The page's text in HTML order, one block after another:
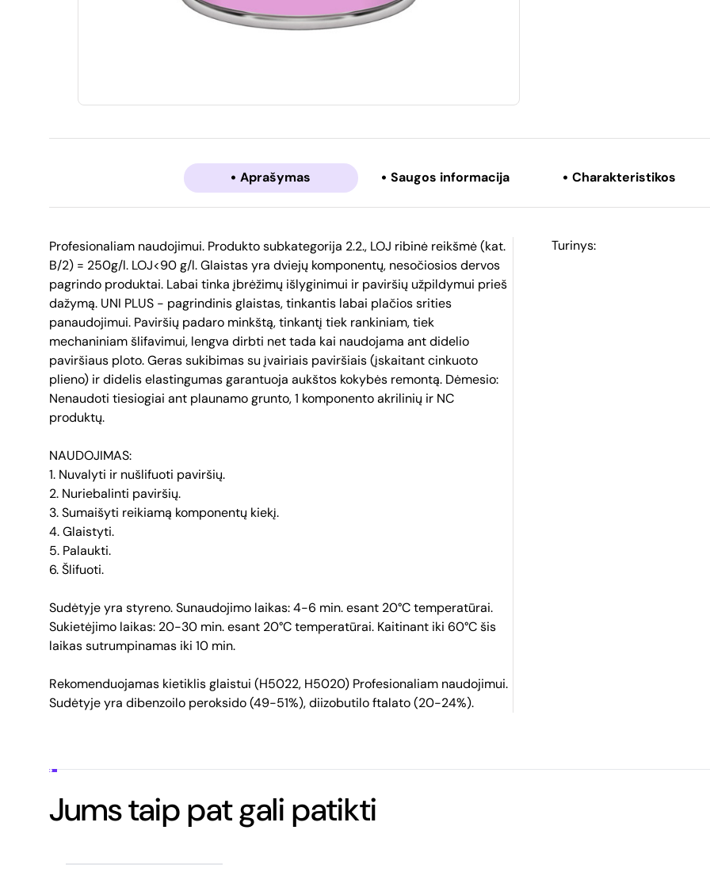
Aprašymas Saugos informacija Charakteristikos
Profesionaliam naudojimui. Produkto subkategorija 2.2., LOJ ribinė reikšmė (kat.
B/2) = 250g/l. LOJ<90 g/l. Glaistas yra dviejų komponentų, nesočiosios dervos
pagrindo produktai. Labai tinka įbrėžimų išlyginimui ir paviršių užpildymui prieš
dažymą. UNI PLUS - pagrindinis glaistas, tinkantis labai plačios srities
panaudojimui. Paviršių padaro minkštą, tinkantį tiek rankiniam, tiek
mechaniniam šlifavimui, lengva dirbti net tada kai naudojama ant didelio
paviršiaus ploto. Geras sukibimas su įvairiais paviršiais (įskaitant cinkuoto
plieno) ir didelis elastingumas garantuoja aukštos kokybės remontą. Dėmesio:
Nenaudoti tiesiogiai ant plaunamo grunto, 1 komponento akrilinių ir NC
produktų.
NAUDOJIMAS:
1. Nuvalyti ir nušlifuoti paviršių.
2. Nuriebalinti paviršių.
3. Sumaišyti reikiamą komponentų kiekį.
4. Glaistyti.
5. Palaukti.
6. Šlifuoti.
Sudėtyje yra styreno. Sunaudojimo laikas: 4-6 min. esant 20°C temperatūrai.
Sukietėjimo laikas: 20-30 min. esant 20°C temperatūrai. Kaitinant iki 60°C šis
laikas sutrumpinamas iki 10 min.
Rekomenduojamas kietiklis glaistui (H5022, H5020) Profesionaliam naudojimui.
Sudėtyje yra dibenzoilo peroksido (49-51%), diizobutilo ftalato (20-24%).
Turinys:
Jums taip pat gali patikti